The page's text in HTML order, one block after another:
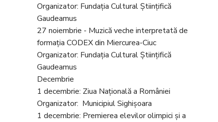
Organizator: Fundația Cultural Științifică
Gaudeamus
27 noiembrie - Muzică veche interpretată de
formația CODEX din Miercurea-Ciuc
Organizator: Fundația Cultural Științifică
Gaudeamus
Decembrie
1 decembrie: Ziua Naţională a României
Organizator: Municipiul Sighișoara
1 decembrie: Premierea elevilor olimpici și a